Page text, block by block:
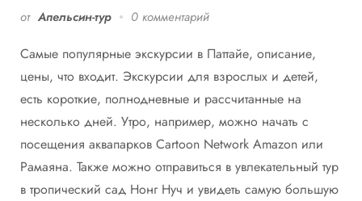
от Апельсин-тур 0 комментарий
Самые популярные экскурсии в Паттайе, описание,
цены, что входит. Экскурсии для взрослых и детей,
есть короткие, полнодневные и рассчитанные на
несколько дней. Утро, например, можно начать с
посещения аквапарков Cartoon Network Amazon или
Рамаяна. Также можно отправиться в увлекательный тур
в тропический сад Нонг Нуч и увидеть самую большую